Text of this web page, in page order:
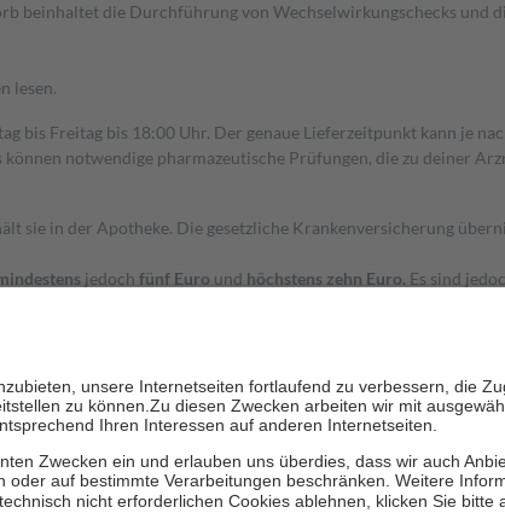
beinhaltet die Durchführung von Wechselwirkungschecks und
lesen.
bis Freitag bis 18:00 Uhr. Der genaue Lieferzeitpunkt kann je
notwendige pharmazeutische Prüfungen, die zu deiner
sie in der Apotheke. Die gesetzliche Krankenversicherung
jedoch fünf Euro und höchstens zehn Euro. Es sind
Stellung der Familie zu unterstützen, fallenkeine Zuzahlungen an